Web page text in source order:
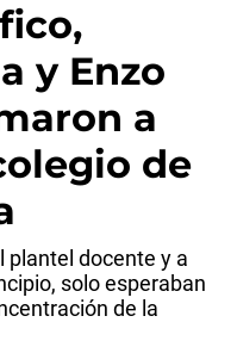
y Enzo
a
de
plantel docente y a
solo esperaban
de la